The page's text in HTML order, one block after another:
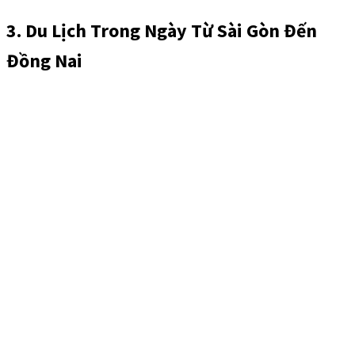
3. Du Lịch Trong Ngày Từ Sài Gòn Đến
Đồng Nai